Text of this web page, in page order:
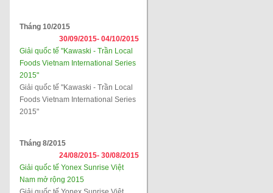
Tháng 10/2015
30/09/2015- 04/10/2015
Giải quốc tế "Kawaski - Trần Local
Foods Vietnam International Series
2015"
Giải quốc tế "Kawaski - Trần Local
Foods Vietnam International Series
2015"
Tháng 8/2015
24/08/2015- 30/08/2015
Giải quốc tế Yonex Sunrise Việt
Nam mở rộng 2015